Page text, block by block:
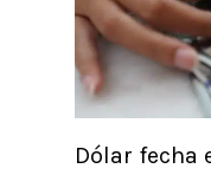
Dólar fecha